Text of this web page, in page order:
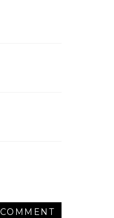
COMMENT